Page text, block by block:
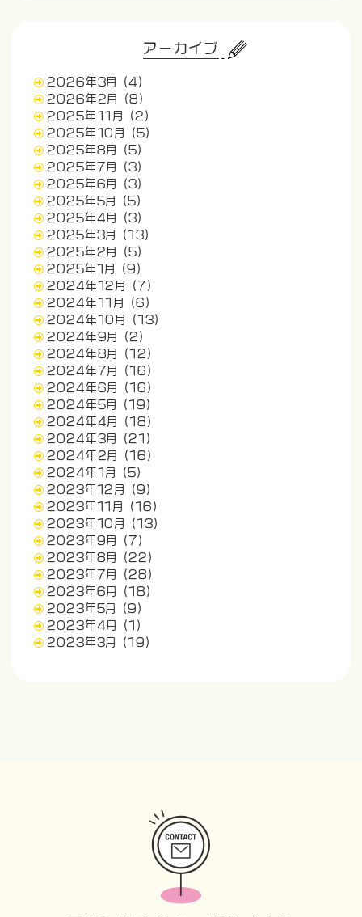
アーカイブ
2026年3月
(4)
2026年2月
(8)
2025年11月
(2)
2025年10月
(5)
2025年8月
(5)
2025年7月
(3)
2025年6月
(3)
2025年5月
(5)
2025年4月
(3)
2025年3月
(13)
2025年2月
(5)
2025年1月
(9)
2024年12月
(7)
2024年11月
(6)
2024年10月
(13)
2024年9月
(2)
2024年8月
(12)
2024年7月
(16)
2024年6月
(16)
2024年5月
(19)
2024年4月
(18)
2024年3月
(21)
2024年2月
(16)
2024年1月
(5)
2023年12月
(9)
2023年11月
(16)
2023年10月
(13)
2023年9月
(7)
2023年8月
(22)
2023年7月
(28)
2023年6月
(18)
2023年5月
(9)
2023年4月
(1)
2023年3月
(19)